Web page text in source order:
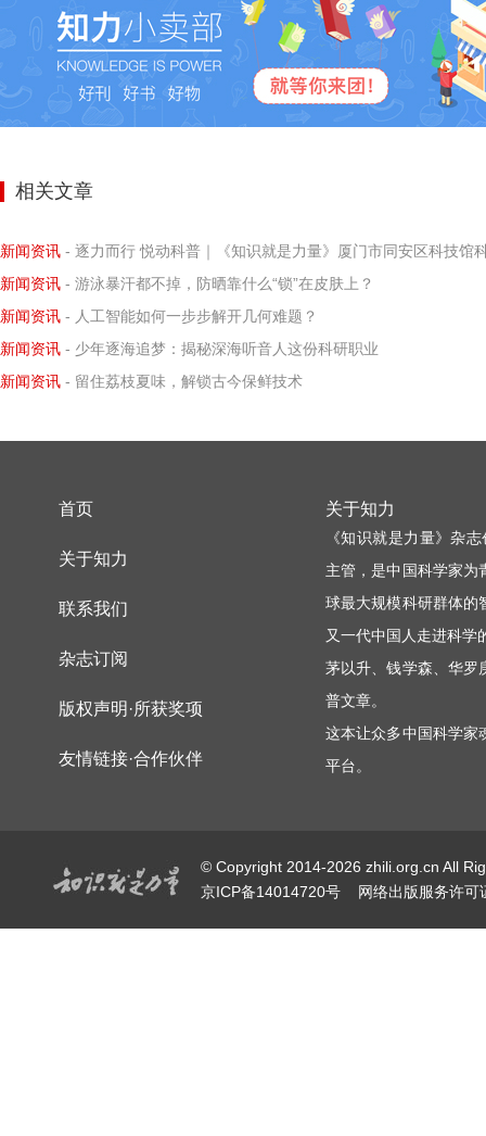
相关文章
新闻资讯 - 逐力而行 悦动科普｜《知识就是力量》厦门市同安区科技馆科学小记者探寻阿基米德力学
新闻资讯 - 游泳暴汗都不掉，防晒靠什么“锁”在皮肤上？
新闻资讯 - 人工智能如何一步步解开几何难题？
新闻资讯 - 少年逐海追梦：揭秘深海听音人这份科研职业
新闻资讯 - 留住荔枝夏味，解锁古今保鲜技术
首页
关于知力
联系我们
杂志订阅
版权声明·所获奖项
友情链接·合作伙伴
关于知力
《知识就是力量》杂
主管，是中国科学家为
球最大规模科研群体的
又一代中国人走进科学
茅以升、钱学森、华罗
普文章。
这本让众多中国科学家
平台。
© Copyright 2014-2026 zhili.org.cn All
京ICP备14014720号
网络出版服务许可